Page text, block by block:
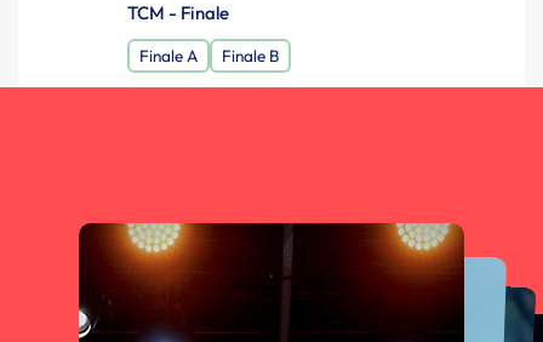
TCM - Finale
Finale A Finale B